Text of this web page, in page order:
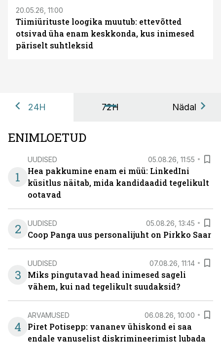
20.05.26, 11:00
Tiimiürituste loogika muutub: ettevõtted
otsivad üha enam keskkonda, kus inimesed
päriselt suhtleksid
24H 72H Nädal
ENIMLOETUD
1
UUDISED 05.08.26, 11:55
Hea pakkumine enam ei müü: LinkedIni
küsitlus näitab, mida kandidaadid tegelikult
ootavad
2 UUDISED 05.08.26, 13:45
Coop Panga uus personalijuht on Pirkko Saar
3
UUDISED 07.08.26, 11:14
Miks pingutavad head inimesed sageli
vähem, kui nad tegelikult suudaksid?
4
ARVAMUSED 06.08.26, 10:00
Piret Potisepp: vananev ühiskond ei saa
endale vanuselist diskrimineerimist lubada